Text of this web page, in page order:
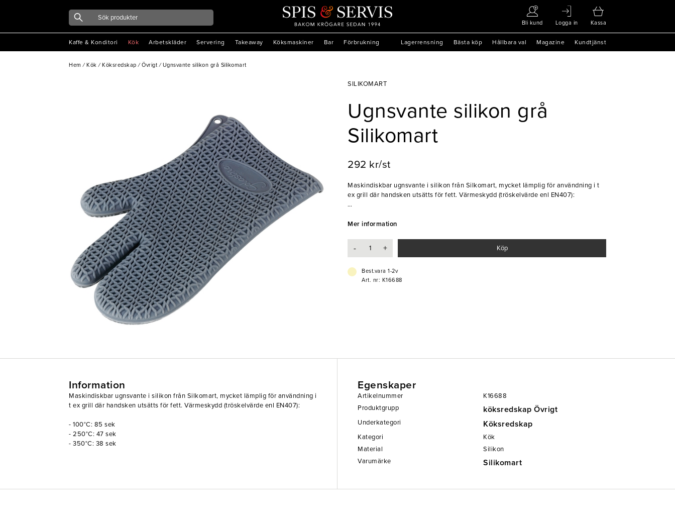
Bli kund Logga in Kassa
Kaffe & Konditori Kök Arbetskläder Servering Takeaway Köksmaskiner Bar Förbrukning Lagerrensning Bästa köp Hållbara val Magazine Kundtjänst
Hem / Kök / Köksredskap / Övrigt / Ugnsvante silikon grå Silikomart
SILIKOMART
Ugnsvante silikon grå
Silikomart
292 kr/st
Maskindiskbar ugnsvante i silikon från Silkomart, mycket lämplig för användning i t
ex grill där handsken utsätts för fett. Värmeskydd (tröskelvärde enl EN407):
- 250°C: 47 sek
Mer information
- + Köp
Best.vara 1-2v
Art. nr: K16688
Information
Maskindiskbar ugnsvante i silikon från Silkomart, mycket lämplig för användning i
t ex grill där handsken utsätts för fett. Värmeskydd (tröskelvärde enl EN407):
- 100°C: 85 sek
- 250°C: 47 sek
- 350°C: 38 sek
Egenskaper
Artikelnummer
K16688
Produktgrupp
köksredskap Övrigt
Underkategori Köksredskap
Kategori
Kök
Material
Silikon
Varumärke
Silikomart